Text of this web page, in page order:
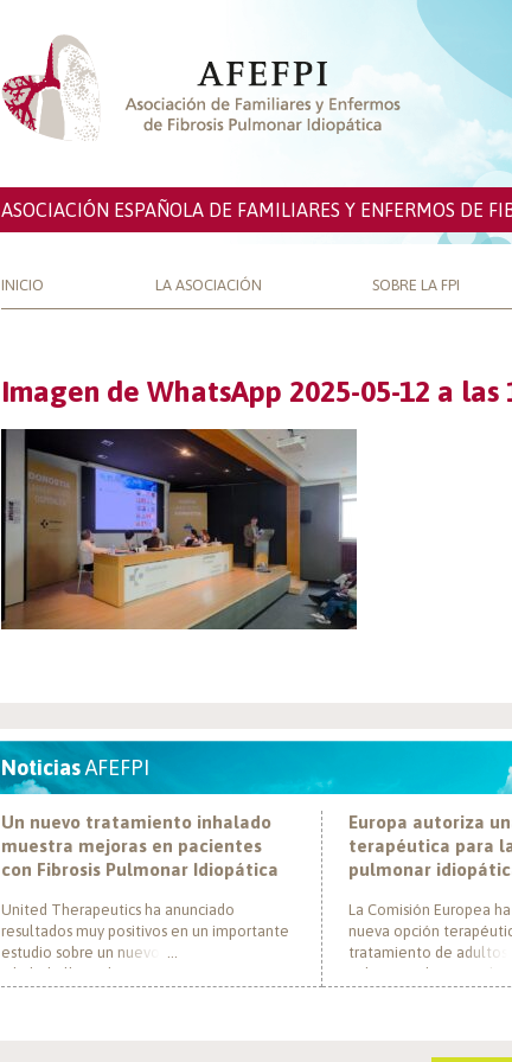
ASOCIACIÓN ESPAÑOLA DE FAMILIARES Y ENFERMOS DE
INICIO LA ASOCIACIÓN SOBRE LA FPI
Imagen de WhatsApp 2025-05-12 a las
NoticiasAFEFPI
Un nuevo tratamiento inhalado
muestra mejoras en pacientes
con Fibrosis Pulmonar Idiopática
United Therapeutics ha anunciado
resultados muy positivos en un importante
estudio sobre un nuevo tratamiento
inhalado llamado Tyvaso, dirigido a
Europa autoriza
terapéutica para
pulmonar
La Comisión Europea
nueva opción
tratamiento de adultos
pulmonar idiopática